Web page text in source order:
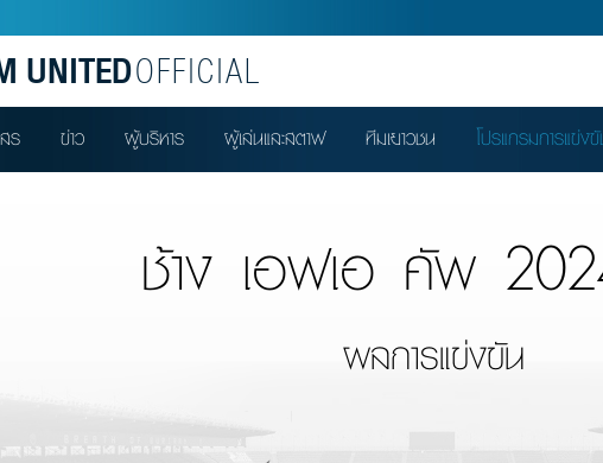
UNITEDOFFICIAL
ร ข่าว ผู้บริหาร ผู้เล่นและสตาฟ ทีมเยาวชน โปรแกรมการแข่ง
ช้าง เอฟเอ คัพ
ผลการแข่งขัน